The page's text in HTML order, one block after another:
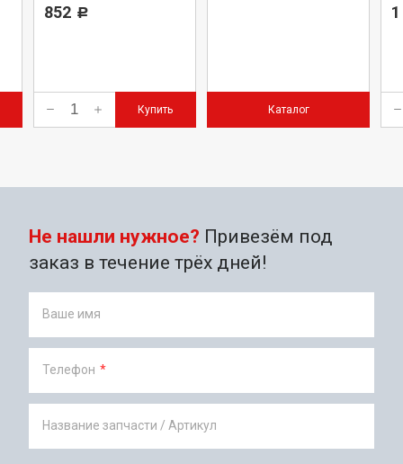
852 Р
Купить Каталог
Не нашли нужное? Привезём под
заказ в течение трёх дней!
Ваше имя
Телефон *
Название запчасти / Артикул